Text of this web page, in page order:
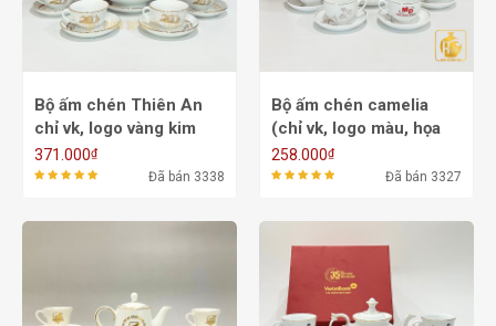
Bộ ấm chén Thiên An
chỉ vk, logo vàng kim
ACVK19A - 500ml
371.000₫
Đã bán 3338
Bộ ấm chén camelia
(chỉ vk, logo màu, họa
tiết hoa tăm) ACVK16B -
650/800ml
258.000₫
Đã bán 3327